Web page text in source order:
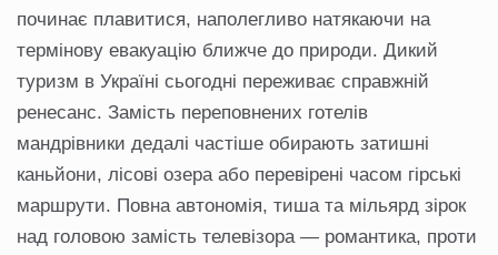
починає плавитися, наполегливо натякаючи на
термінову евакуацію ближче до природи. Дикий
туризм в Україні сьогодні переживає справжній
ренесанс. Замість переповнених готелів
мандрівники дедалі частіше обирають затишні
каньйони, лісові озера або перевірені часом гірські
маршрути. Повна автономія, тиша та мільярд зірок
над головою замість телевізора — романтика, проти